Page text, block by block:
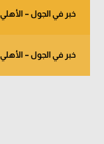
خبر في الجول –
خبر في الجول –